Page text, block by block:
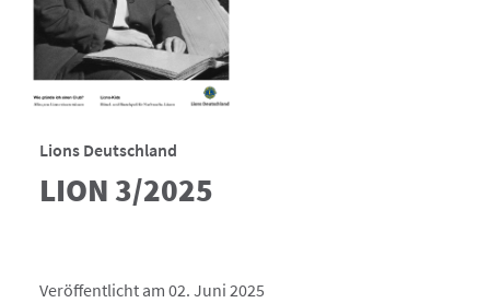
Lions Deutschland
LION 3/2025
Veröffentlicht am 02. Juni 2025